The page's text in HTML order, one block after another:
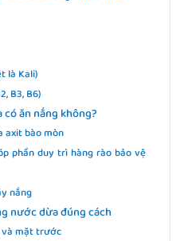
là Kali)
B3, B6)
ăn nắng không?
axit bào mòn
phần duy trì hàng rào bảo vệ
nắng
nước dừa đúng cách
và mặt trước